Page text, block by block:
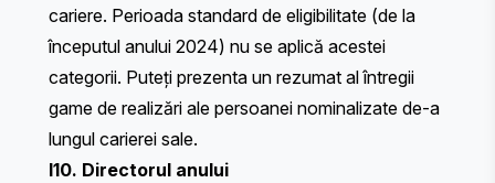
cariere. Perioada standard de eligibilitate (de la
începutul anului 2024) nu se aplică acestei
categorii. Puteți prezenta un rezumat al întregii
game de realizări ale persoanei nominalizate de-a
lungul carierei sale.
I10. Directorul anului